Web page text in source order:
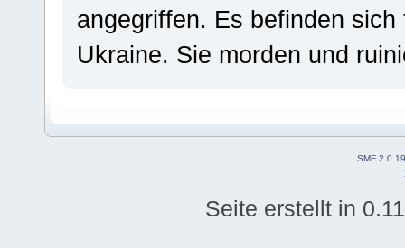
angegriffen. Es befinden
Ukraine. Sie morden und
SMF 2.0.19
Seite erstellt in